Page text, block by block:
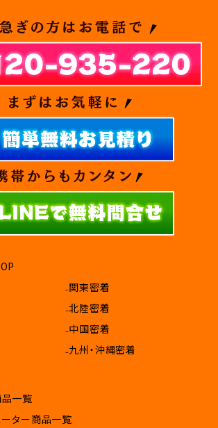
₋関東密着
₋北陸密着
₋中国密着
₋九州・沖縄密着
品一覧
ーター商品一覧